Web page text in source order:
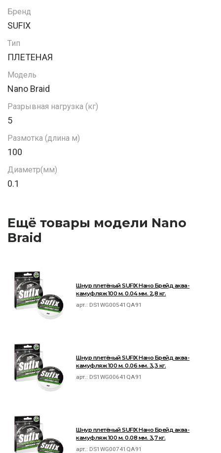
Бренд
SUFIX
Тип
ПЛЕТЕНАЯ
Модель
Nano Braid
Разрывная нагрузка (кг)
5
Размотка (длина м)
100
Диаметр(мм)
0.1
Ещё товары модели Nano
Braid
Шнур плетёный SUFIX Нано Брейд аква-
камуфляж 100 м. 0.04 мм. 2,8 кг.
арт.: DS1WG00541QA91
Шнур плетёный SUFIX Нано Брейд аква-
камуфляж 100 м. 0.06 мм. 3,3 кг.
арт.: DS1WG00641QA91
Шнур плетёный SUFIX Нано Брейд аква-
камуфляж 100 м. 0.08 мм. 3,7 кг.
арт.: DS1WG00741QA91